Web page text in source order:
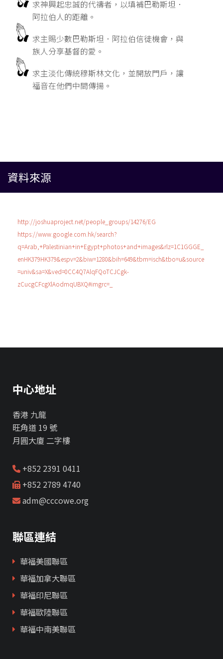
求神興起忠誠的代禱者，以填補巴勒斯坦．
阿拉伯人的距離。
求主賜少數巴勒斯坦．阿拉伯信徒機會，與
族人分享基督的愛。
求主淡化傳統穆斯林文化，並開放門戶，讓
福音在他們中間傳揚。
資料來源
http://joshuaproject.net/people_groups/14276/EG
https://www.google.com.hk/search?
q=Arab,+Palestinian+in+Egypt+photos+and+images&rlz=1C1GGGE_
enHK379HK379&espv=2&biw=1280&bih=649&tbm=isch&tbo=u&source
=univ&sa=X&ved=0CC4Q7AlqFQoTCJCgk-
zCucgCFcgXlAodmqUBXQ#imgrc=_
中心地址
香港 九龍
旺角道 19 號
月圓大廈 二字樓
+852 2391 0411
+852 2789 4740
adm@cccowe.org
聯區連結
華福美國聯區
華福加拿大聯區
華福印尼聯區
華福歐陸聯區
華福中南美聯區